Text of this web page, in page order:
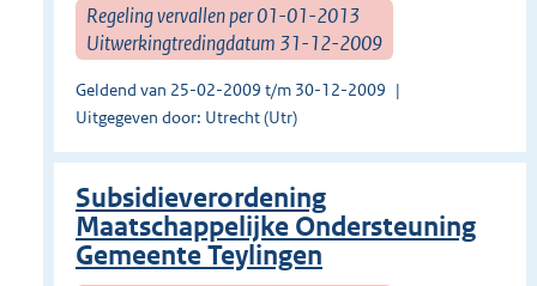
Regeling vervallen per 01-01-2013
Uitwerkingtredingdatum 31-12-2009
Geldend van 25-02-2009 t/m 30-12-2009
Uitgegeven door: Utrecht (Utr)
Subsidieverordening
Maatschappelijke Ondersteuning
Gemeente Teylingen